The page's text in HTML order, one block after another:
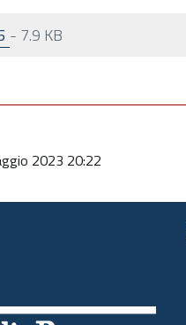
- 7.9 KB
2023 20:22